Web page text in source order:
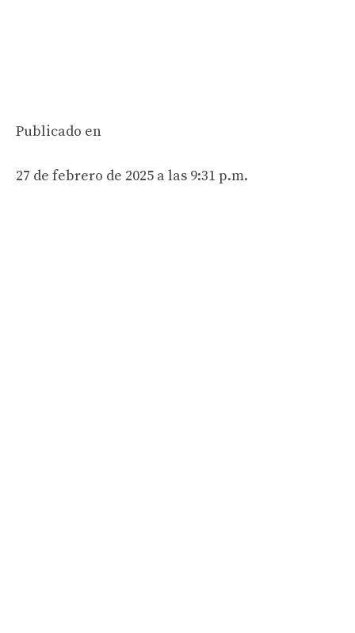
Publicado en
27 de febrero de 2025 a las 9:31 p.m.